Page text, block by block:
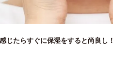
じたらすぐに保湿をすると尚良し！